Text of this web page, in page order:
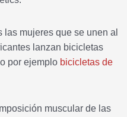
mujeres que se unen al
lanzan bicicletas
por ejemplo bicicletas de
muscular de las